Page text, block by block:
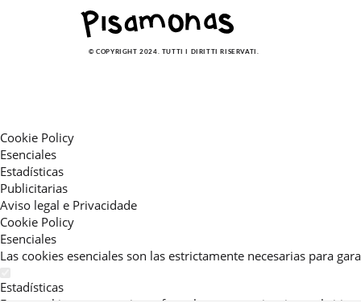
© COPYRIGHT 2024. TUTTI I DIRITTI RISERVATI.
Cookie Policy
Esenciales
Estadísticas
Publicitarias
Aviso legal e Privacidade
Cookie Policy
Esenciales
Las cookies esenciales son las estrictamente necesarias para
Estadísticas